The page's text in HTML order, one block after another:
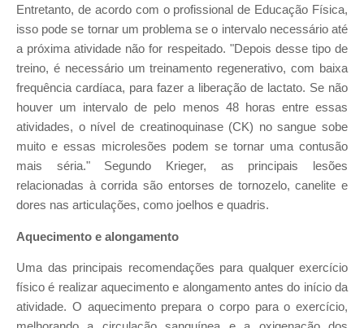
Entretanto, de acordo com o profissional de Educação Física,
isso pode se tornar um problema se o intervalo necessário até
a próxima atividade não for respeitado. "Depois desse tipo de
treino, é necessário um treinamento regenerativo, com baixa
frequência cardíaca, para fazer a liberação de lactato. Se não
houver um intervalo de pelo menos 48 horas entre essas
atividades, o nível de creatinoquinase (CK) no sangue sobe
muito e essas microlesões podem se tornar uma contusão
mais séria." Segundo Krieger, as principais lesões
relacionadas à corrida são entorses de tornozelo, canelite e
dores nas articulações, como joelhos e quadris.
Aquecimento e alongamento
Uma das principais recomendações para qualquer exercício
físico é realizar aquecimento e alongamento antes do início da
atividade. O aquecimento prepara o corpo para o exercício,